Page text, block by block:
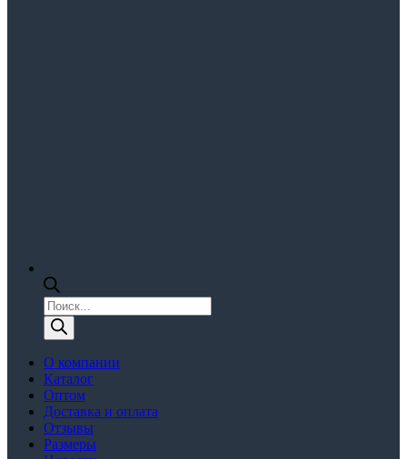
Поиск
товаров
О компании
Каталог
Оптом
Доставка и оплата
Отзывы
Размеры